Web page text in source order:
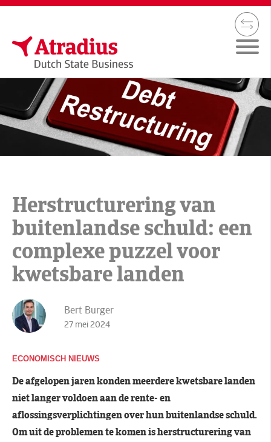
Herstructurering van
buitenlandse schuld: een
complexe puzzel voor
kwetsbare landen
Bert Burger
27 mei 2024
ECONOMISCH NIEUWS
De afgelopen jaren konden meerdere kwetsbare landen
niet langer voldoen aan de rente- en
aflossingsverplichtingen over hun buitenlandse schuld.
Om uit de problemen te komen is herstructurering van